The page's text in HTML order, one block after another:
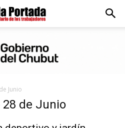
Junio
de Junio